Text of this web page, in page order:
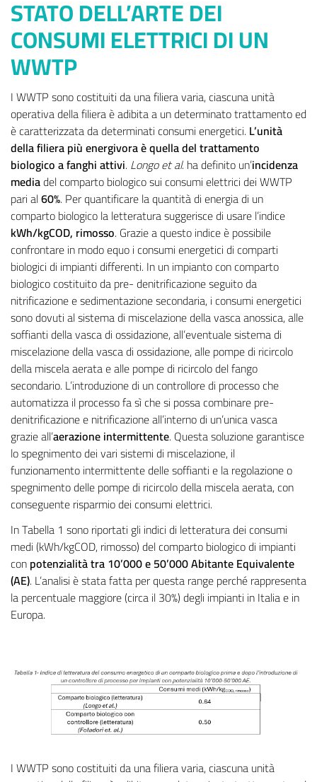
STATO DELL’ARTE DEI
CONSUMI ELETTRICI DI UN
WWTP
I WWTP sono costituiti da una filiera varia, ciascuna unità
operativa della filiera è adibita a un determinato trattamento ed
è caratterizzata da determinati consumi energetici. L’unità
della filiera più energivora è quella del trattamento
biologico a fanghi attivi. Longo et al. ha definito un’incidenza
mediadel comparto biologico sui consumi elettrici dei WWTP
pari al60%. Per quantificare la quantità di energia di un
comparto biologico la letteratura suggerisce di usare l’indice
kWh/kgCOD, rimosso. Grazie a questo indice è possibile
confrontare in modo equo i consumi energetici di comparti
biologici di impianti differenti. In un impianto con comparto
biologico costituito da pre- denitrificazione seguito da
nitrificazione e sedimentazione secondaria, i consumi energetici
sono dovuti al sistema di miscelazione della vasca anossica, alle
soffianti della vasca di ossidazione, all’eventuale sistema di
miscelazione della vasca di ossidazione, alle pompe di ricircolo
della miscela aerata e alle pompe di ricircolo del fango
secondario. L’introduzione di un controllore di processo che
automatizza il processo fa sì che si possa combinare pre-
denitrificazione e nitrificazione all’interno di un’unica vasca
grazie all’aerazione intermittente. Questa soluzione garantisce
lo spegnimento dei vari sistemi di miscelazione, il
funzionamento intermittente delle soffianti e la regolazione o
spegnimento delle pompe di ricircolo della miscela aerata, con
conseguente risparmio dei consumi elettrici.
In Tabella 1 sono riportati gli indici di letteratura dei consumi
medi (kWh/kgCOD, rimosso) del comparto biologico di impianti
conpotenzialità tra 10’000 e 50’000 Abitante Equivalente
(AE). L’analisi è stata fatta per questa range perché rappresenta
la percentuale maggiore (circa il 30%) degli impianti in Italia e in
Europa.
I WWTP sono costituiti da una filiera varia, ciascuna unità